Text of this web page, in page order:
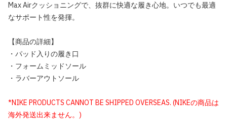
Max Airクッショニングで、抜群に快適な履き心地。いつでも最適
なサポート性を発揮。
【商品の詳細】
・パッド入りの履き口
・フォームミッドソール
・ラバーアウトソール
*NIKE PRODUCTS CANNOT BE SHIPPED OVERSEAS. (NIKEの商品は
海外発送出来ません。)